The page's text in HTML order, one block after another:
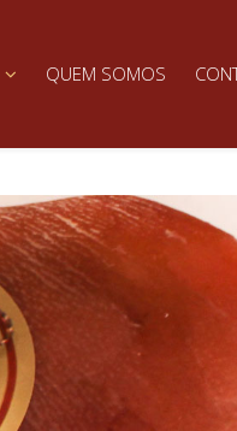
QUEM SOMOS